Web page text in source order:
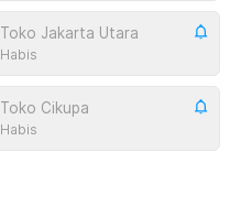
Toko Jakarta Utara
Habis
Toko Cikupa
Habis